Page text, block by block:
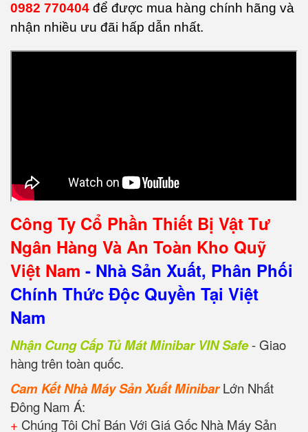
0982 770404 để được mua hàng chính hãng và
nhận nhiều ưu đãi hấp dẫn nhất.
Công Ty Cổ Phần Thiết Bị Vật Tư
Ngân Hàng Và An Toàn Kho Quỹ
Việt Nam - Nhà Sản Xuất, Phân Phối
Chính Thức Độc Quyền Tại Việt
Nam
Nhận Cung Cấp Tủ Mát Minibar VIN Safe- Giao
hàng trên toàn quốc.
Cam Kết Nhà Máy Sản Xuất MinibarLớn Nhất
Đông Nam Á:
+ Chúng Tôi Chỉ Bán Với Giá Gốc Nhà Máy Sản